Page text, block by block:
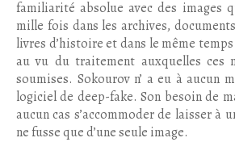
familiarité absolue avec des images
mille fois dans les archives,
livres d’histoire et dans le même
au vu du traitement auxquelles ces
soumises. Sokourov n’ a eu à aucun
logiciel de deep-fake. Son besoin de
aucun cas s’accommoder de laisser à
ne fusse que d’une seule image.